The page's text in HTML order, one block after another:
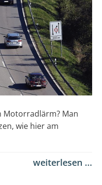
Motorradlärm? Man
wie hier am
weiterlesen ...